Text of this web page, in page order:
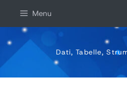
contenuto
Menu
Dati, Tabelle,